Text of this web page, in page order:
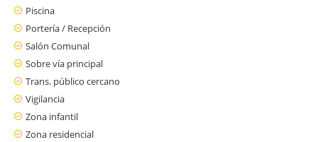
Piscina
Portería / Recepción
Salón Comunal
Sobre vía principal
Trans. público cercano
Vigilancia
Zona infantil
Zona residencial